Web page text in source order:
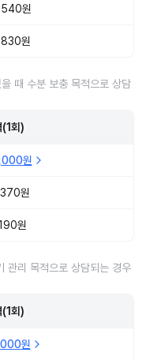
원
원
때 수분 보충 목적으로 상담
(1회)
원
원
원
관리 목적으로 상담되는 경우
(1회)
원